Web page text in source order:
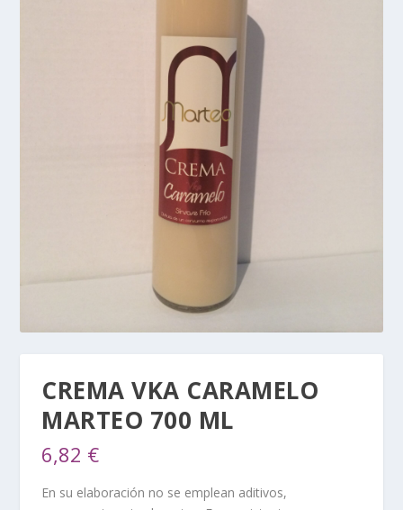
CREMA VKA CARAMELO
MARTEO 700 ML
6,82 €
En su elaboración no se emplean aditivos,